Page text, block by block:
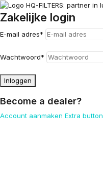
Zakelijke login
E-mail adres*
Wachtwoord*
Inloggen
Become a dealer?
Account aanmaken Extra button